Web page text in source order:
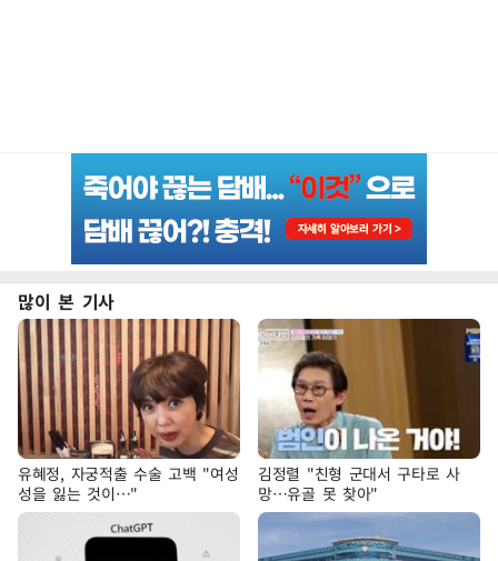
많이 본 기사
유혜정, 자궁적출 수술 고백 "여성
성을 잃는 것이…"
김정렬 "친형 군대서 구타로 사
망…유골 못 찾아"